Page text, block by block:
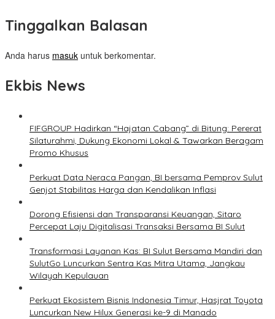
Tinggalkan Balasan
Anda harus masuk untuk berkomentar.
Ekbis News
FIFGROUP Hadirkan “Hajatan Cabang” di Bitung: Pererat
Silaturahmi, Dukung Ekonomi Lokal & Tawarkan Beragam
Promo Khusus
Perkuat Data Neraca Pangan, BI bersama Pemprov Sulut
Genjot Stabilitas Harga dan Kendalikan Inflasi
Dorong Efisiensi dan Transparansi Keuangan, Sitaro
Percepat Laju Digitalisasi Transaksi Bersama BI Sulut
Transformasi Layanan Kas: BI Sulut Bersama Mandiri dan
SulutGo Luncurkan Sentra Kas Mitra Utama, Jangkau
Wilayah Kepulauan
Perkuat Ekosistem Bisnis Indonesia Timur, Hasjrat Toyota
Luncurkan New Hilux Generasi ke-9 di Manado